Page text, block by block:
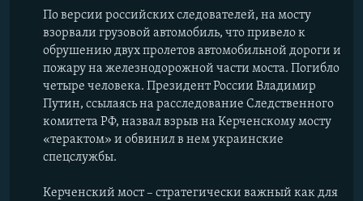
По версии российских следователей, на мосту
взорвали грузовой автомобиль, что привело к
обрушению двух пролетов автомобильной дороги и
пожару на железнодорожной части моста. Погибло
четыре человека. Президент России Владимир
Путин, ссылаясь на расследование Следственного
комитета РФ, назвал взрыв на Керченскому мосту
«терактом» и обвинил в нем украинские
спецслужбы.
Керченский мост – стратегически важный как для